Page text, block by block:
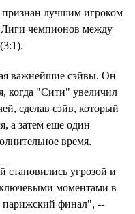
лучшим игроком
Лиги чемпионов между
важнейшие сэйвы. Он
когда "Сити" увеличил
сделав сэйв, который
а затем еще один
время.
становились угрозой и
моментами в
парижский финал", --